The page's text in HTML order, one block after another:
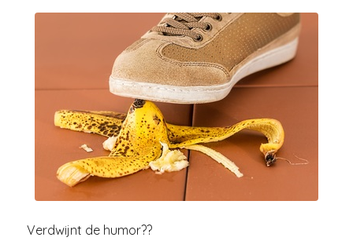
Verdwijnt de humor??